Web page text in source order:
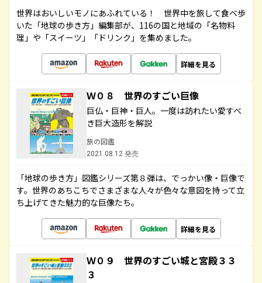
世界はおいしいモノにあふれている！ 世界中を旅して食べ歩
いた「地球の歩き方」編集部が、116の国と地域の「名物料
理」や「スイーツ」「ドリンク」を集めました。
詳細を見る
Ｗ０８ 世界のすごい巨像
巨仏・巨神・巨人。一度は訪れたい愛すべ
き巨大造形を解説
旅の図鑑
2021.08.12 発売
「地球の歩き方」図鑑シリーズ第８弾は、でっかい像・巨像で
す。世界のあちこちでさまざまな人々が色々な意図を持って立
ち上げてきた魅力的な巨像たち。
詳細を見る
Ｗ０９ 世界のすごい城と宮殿３３
３